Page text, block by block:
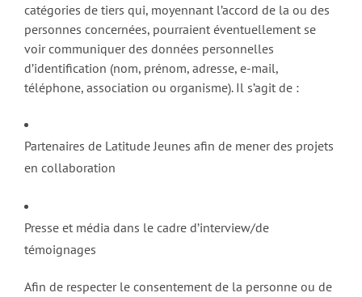
catégories de tiers qui, moyennant l’accord de la ou des
personnes concernées, pourraient éventuellement se
voir communiquer des données personnelles
d’identification (nom, prénom, adresse, e-mail,
téléphone, association ou organisme). Il s’agit de :
Partenaires de Latitude Jeunes afin de mener des projets
en collaboration
Presse et média dans le cadre d’interview/de
témoignages
Afin de respecter le consentement de la personne ou de